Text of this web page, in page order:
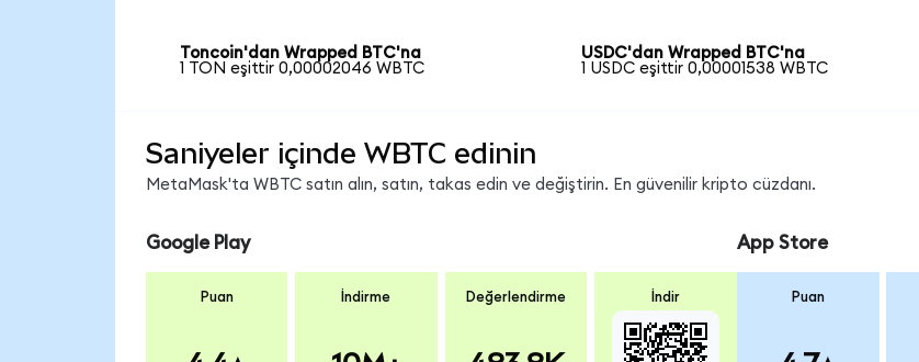
Toncoin'dan Wrapped BTC'na
1 TON eşittir 0,00002046 WBTC
USDC'dan Wrapped BTC'na
1 USDC eşittir 0,00001538 WBTC
Saniyeler içinde WBTC edinin
MetaMask'ta WBTC satın alın, satın, takas edin ve değiştirin. En güvenilir kripto cüzdanı.
Google Play
Puan İndirme Değerlendirme İndir
App Store
Puan